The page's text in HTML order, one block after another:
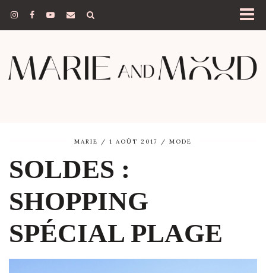
MARIE 1 AOÛT 2017 MODE
SOLDES :
SHOPPING
SPÉCIAL PLAGE